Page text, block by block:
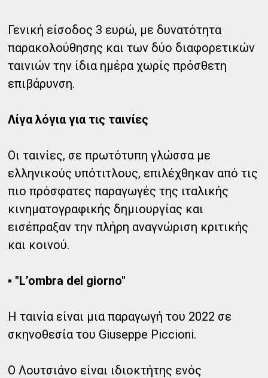
Γενική είσοδος 3 ευρώ, με δυνατότητα
παρακολούθησης και των δύο διαφορετικών
ταινιών την ίδια ημέρα χωρίς πρόσθετη
επιβάρυνση.
Λίγα λόγια για τις ταινίες
Οι ταινίες, σε πρωτότυπη γλώσσα με
ελληνικούς υπότιτλους, επιλέχθηκαν από τις
πιο πρόσφατες παραγωγές της ιταλικής
κινηματογραφικής δημιουργίας και
εισέπραξαν την πλήρη αναγνώριση κριτικής
και κοινού.
▪ "L’ombra del giorno"
Η ταινία είναι μια παραγωγή του 2022 σε
σκηνοθεσία του Giuseppe Piccioni.
Ο Λουτσιάνο είναι ιδιοκτήτης ενός